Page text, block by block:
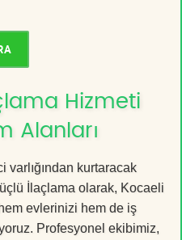
Hizmeti
Alanları
varlığından kurtaracak
İlaçlama olarak, Kocaeli
evlerinizi hem de iş
Profesyonel ekibimiz,